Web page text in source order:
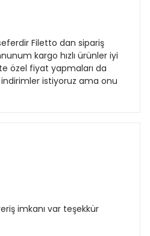
Filetto dan sipariş
kargo hızlı ürünler iyi
özel fiyat yapmaları da
istiyoruz ama onu
imkanı var teşekkür